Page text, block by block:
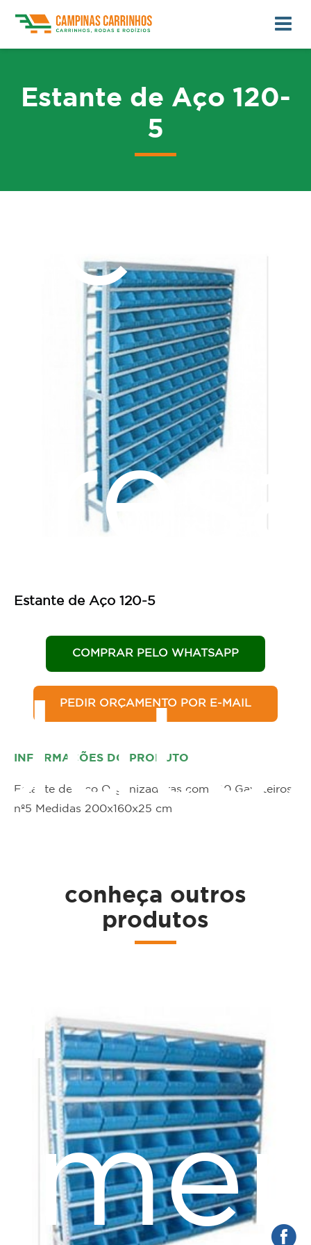
Estante de Aço 120-
5
Estante de Aço 120-5
COMPRAR PELO WHATSAPP
PEDIR ORÇAMENTO POR E-MAIL
INFORMAÇÕES DO PRODUTO
Estante de Aço Organizadoras com 120 Gaveteiros
nº5 Medidas 200x160x25 cm
conheça outros
produtos